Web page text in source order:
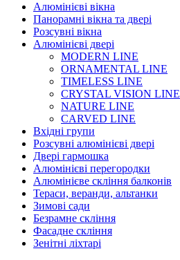
Алюмінієві вікна
Панорамні вікна та двері
Розсувні вікна
Алюмінієві двері
MODERN LINE
ORNAMENTAL LINE
TIMELESS LINE
CRYSTAL VISION LINE
NATURE LINE
CARVED LINE
Вхідні групи
Розсувні алюмінієві двері
Двері гармошка
Алюмінієві перегородки
Алюмінієве скління балконів
Тераси, веранди, альтанки
Зимові сади
Безрамне скління
Фасадне скління
Зенітні ліхтарі